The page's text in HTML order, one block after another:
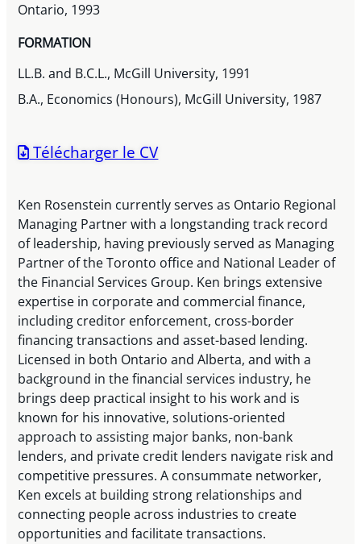
Ontario, 1993
FORMATION
LL.B. and B.C.L., McGill University, 1991
B.A., Economics (Honours), McGill University, 1987
Télécharger le CV
Ken Rosenstein currently serves as Ontario Regional
Managing Partner with a longstanding track record
of leadership, having previously served as Managing
Partner of the Toronto office and National Leader of
the Financial Services Group. Ken brings extensive
expertise in corporate and commercial finance,
including creditor enforcement, cross-border
financing transactions and asset-based lending.
Licensed in both Ontario and Alberta, and with a
background in the financial services industry, he
brings deep practical insight to his work and is
known for his innovative, solutions-oriented
approach to assisting major banks, non-bank
lenders, and private credit lenders navigate risk and
competitive pressures. A consummate networker,
Ken excels at building strong relationships and
connecting people across industries to create
opportunities and facilitate transactions.